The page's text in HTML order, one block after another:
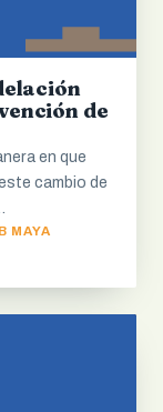
de
en que
cambio de
MAYA